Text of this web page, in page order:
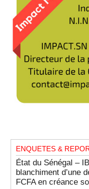
ENQUETES &
État du Sénégal –
blanchiment d’une
FCFA en créance